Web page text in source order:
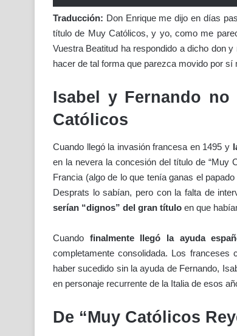
Traducción: Don Enrique me dijo en días
título de Muy Católicos, y yo, como me
Vuestra Beatitud ha respondido a dicho don
hacer de tal forma que parezca movido por
Isabel y Fernando
Católicos
Cuando llegó la invasión francesa en 1495 y
en la nevera la concesión del título de “Muy
Francia (algo de lo que tenía ganas el
Desprats lo sabían, pero con la falta de
serían “dignos” del gran título en que
Cuando finalmente llegó la ayuda
completamente consolidada. Los
haber sucedido sin la ayuda de Fernando,
en personaje recurrente de la Italia de esos
De “Muy Católicos